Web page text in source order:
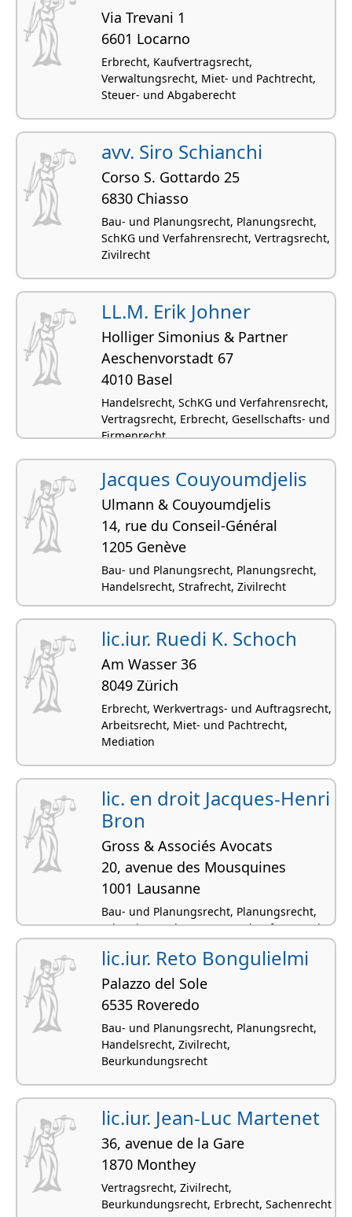
Via Trevani 1
6601 Locarno
Erbrecht, Kaufvertragsrecht,
Verwaltungsrecht, Miet- und Pachtrecht,
Steuer- und Abgaberecht
avv. Siro Schianchi
Corso S. Gottardo 25
6830 Chiasso
Bau- und Planungsrecht, Planungsrecht,
SchKG und Verfahrensrecht, Vertragsrecht,
Zivilrecht
LL.M. Erik Johner
Holliger Simonius & Partner
Aeschenvorstadt 67
4010 Basel
Handelsrecht, SchKG und Verfahrensrecht,
Vertragsrecht, Erbrecht, Gesellschafts- und
Firmenrecht
Jacques Couyoumdjelis
Ulmann & Couyoumdjelis
14, rue du Conseil-Général
1205 Genève
Bau- und Planungsrecht, Planungsrecht,
Handelsrecht, Strafrecht, Zivilrecht
lic.iur. Ruedi K. Schoch
Am Wasser 36
8049 Zürich
Erbrecht, Werkvertrags- und Auftragsrecht,
Arbeitsrecht, Miet- und Pachtrecht,
Mediation
lic. en droit Jacques-Henri
Bron
Gross & Associés Avocats
20, avenue des Mousquines
1001 Lausanne
Bau- und Planungsrecht, Planungsrecht,
Erbrecht, Werkvertrags- und Auftragsrecht,
Strassenverkehrsrecht
lic.iur. Reto Bongulielmi
Palazzo del Sole
6535 Roveredo
Bau- und Planungsrecht, Planungsrecht,
Handelsrecht, Zivilrecht,
Beurkundungsrecht
lic.iur. Jean-Luc Martenet
36, avenue de la Gare
1870 Monthey
Vertragsrecht, Zivilrecht,
Beurkundungsrecht, Erbrecht, Sachenrecht